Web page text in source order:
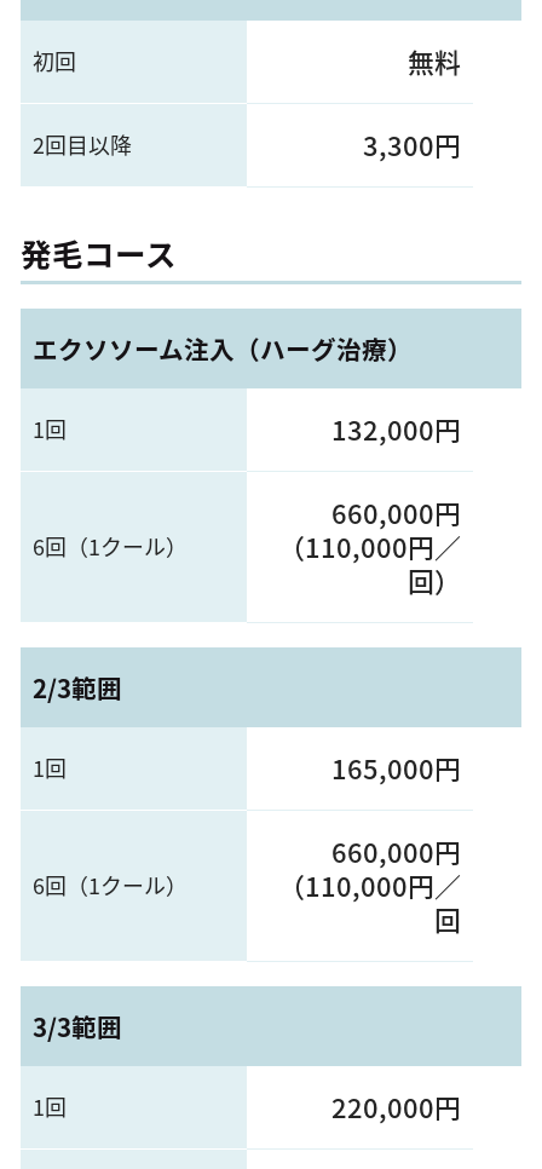
初回 無料
2回目以降 3,300円
発毛コース
エクソソーム注入（ハーグ治療）
1回 132,000円
6回（1クール）
660,000円
（110,000円／
回）
2/3範囲
1回 165,000円
6回（1クール）
660,000円
（110,000円／
回
3/3範囲
1回 220,000円